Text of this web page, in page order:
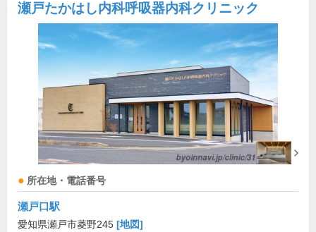
瀬戸たかはし内科呼吸器内科クリニック
所在地・電話番号
瀬戸口駅
愛知県瀬戸市菱野245 [地図]